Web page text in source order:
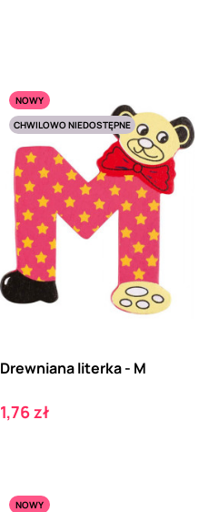
NOWY
CHWILOWO NIEDOSTĘPNE
Drewniana literka - M
Cena
1,76 zł
NOWY